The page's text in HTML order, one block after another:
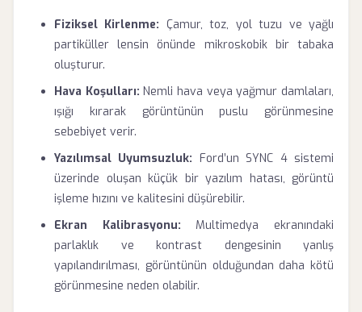
Fiziksel Kirlenme: Çamur, toz, yol tuzu ve yağlı
partiküller lensin önünde mikroskobik bir tabaka
oluşturur.
Hava Koşulları: Nemli hava veya yağmur damlaları,
ışığı kırarak görüntünün puslu görünmesine
sebebiyet verir.
Yazılımsal Uyumsuzluk: Ford’un SYNC 4 sistemi
üzerinde oluşan küçük bir yazılım hatası, görüntü
işleme hızını ve kalitesini düşürebilir.
Ekran Kalibrasyonu: Multimedya ekranındaki
parlaklık ve kontrast dengesinin yanlış
yapılandırılması, görüntünün olduğundan daha kötü
görünmesine neden olabilir.